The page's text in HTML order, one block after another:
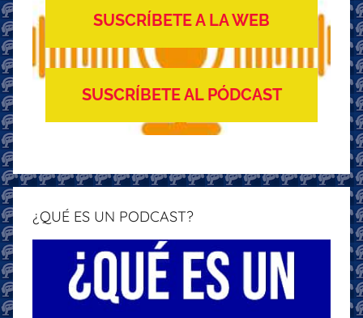
SUSCRÍBETE A LA WEB
SUSCRÍBETE AL PÓDCAST
¿QUÉ ES UN PODCAST?